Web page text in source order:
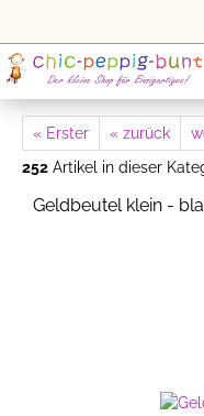
« Erster « zurück
252 Artikel in dieser
Geldbeutel klein -